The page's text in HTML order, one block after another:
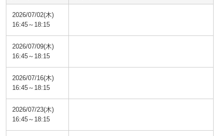
2026/07/02(木)
16:45～18:15
2026/07/09(木)
16:45～18:15
2026/07/16(木)
16:45～18:15
2026/07/23(木)
16:45～18:15